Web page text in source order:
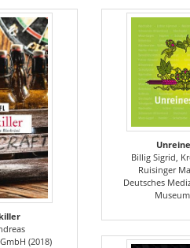
(2018)
Billig Sigrid,
Ruisinger
Deutsches